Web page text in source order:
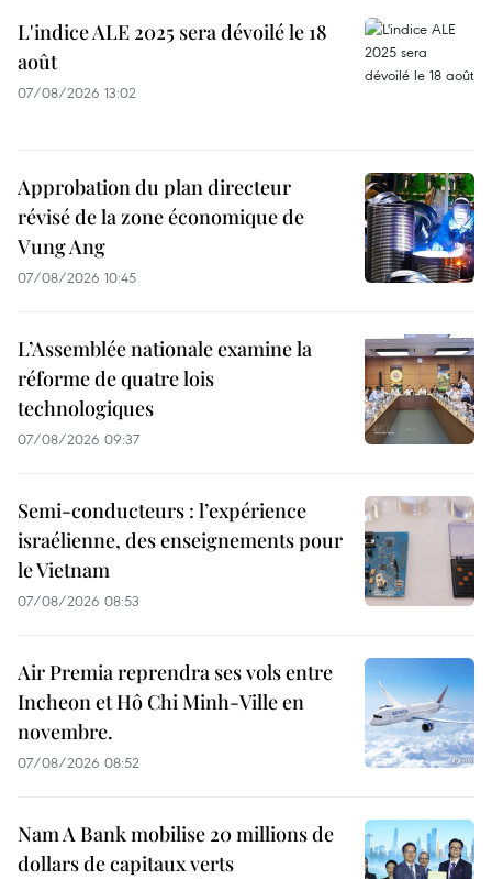
L'indice ALE 2025 sera dévoilé le 18
août
07/08/2026 13:02
Approbation du plan directeur
révisé de la zone économique de
Vung Ang
07/08/2026 10:45
L’Assemblée nationale examine la
réforme de quatre lois
technologiques
07/08/2026 09:37
Semi-conducteurs : l’expérience
israélienne, des enseignements pour
le Vietnam
07/08/2026 08:53
Air Premia reprendra ses vols entre
Incheon et Hô Chi Minh-Ville en
novembre.
07/08/2026 08:52
Nam A Bank mobilise 20 millions de
dollars de capitaux verts